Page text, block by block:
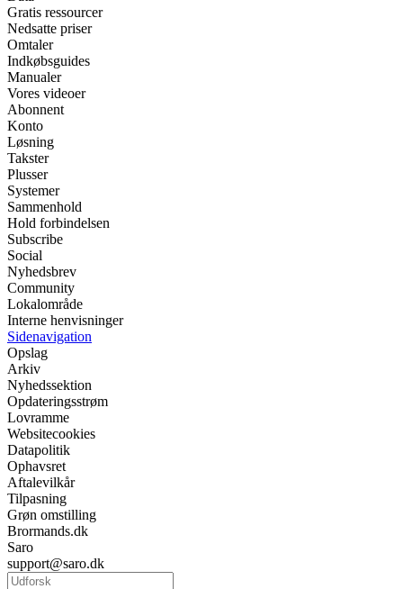
Gratis ressourcer
Nedsatte priser
Omtaler
Indkøbsguides
Manualer
Vores videoer
Abonnent
Konto
Løsning
Takster
Plusser
Systemer
Sammenhold
Hold forbindelsen
Subscribe
Social
Nyhedsbrev
Community
Lokalområde
Interne henvisninger
Sidenavigation
Opslag
Arkiv
Nyhedssektion
Opdateringsstrøm
Lovramme
Websitecookies
Datapolitik
Ophavsret
Aftalevilkår
Tilpasning
Grøn omstilling
Brormands.dk
Saro
support@saro.dk